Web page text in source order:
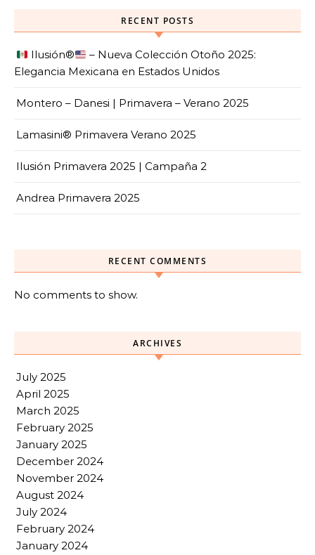
RECENT POSTS
Ilusión®️
– Nueva Colección Otoño 2025:
Elegancia Mexicana en Estados Unidos
Montero – Danesi | Primavera – Verano 2025
Lamasini® Primavera Verano 2025
Ilusión Primavera 2025 | Campaña 2
Andrea Primavera 2025
RECENT COMMENTS
No comments to show.
ARCHIVES
July 2025
April 2025
March 2025
February 2025
January 2025
December 2024
November 2024
August 2024
July 2024
February 2024
January 2024